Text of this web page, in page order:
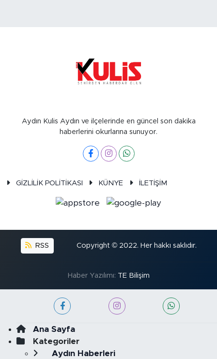
Aydın Kulis Aydın ve ilçelerinde en güncel son dakika
haberlerini okurlarına sunuyor.
GİZLİLİK POLİTİKASI KÜNYE İLETİŞİM
RSS Copyright © 2022. Her hakkı saklıdır.
Haber Yazılımı: TE Bilişim
Ana Sayfa
Kategoriler
Aydın Haberleri